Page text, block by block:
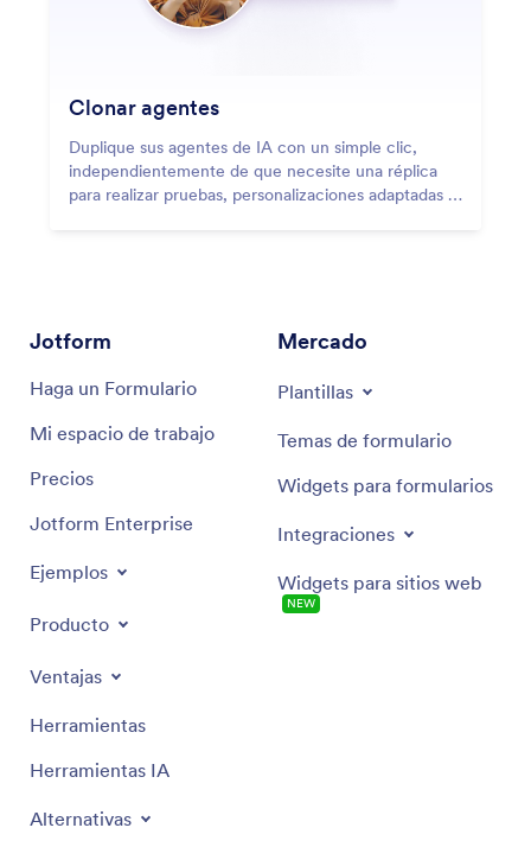
Clonar agentes
Duplique sus agentes de IA con un simple clic,
independientemente de que necesite una réplica
para realizar pruebas, personalizaciones adaptadas al
Jotform
Haga un Formulario
Mi espacio de trabajo
Precios
Jotform Enterprise
Ejemplos
Producto
Ventajas
Herramientas
Herramientas IA
Alternativas
Mercado
Plantillas
Temas de formulario
Widgets para formularios
Integraciones
Widgets para sitios web
NEW